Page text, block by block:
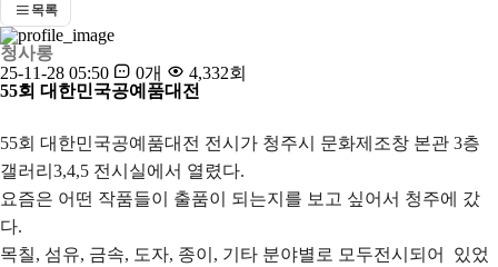
목록
청사롱
25-11-28 05:50
0개
4,332회
55회 대한민국공예품대전
55회 대한민국공예품대전 전시가 청주시 문화제조창 본관 3층
갤러리3,4,5 전시실에서 열렸다.
요즘은 어떤 작품들이 출품이 되는지를 보고 싶어서 청주에 갔
다.
목칠, 섬유, 금속, 도자, 종이, 기타 분야별로 모두전시되어 있었